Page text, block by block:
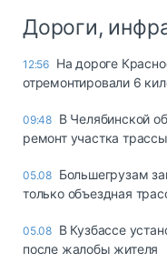
Дороги,
12:56 На дороге
отремонтировали 6
09:48 В Челябинской
ремонт участка
05.08 Большегрузам
только объездная
05.08 В Кузбассе
после жалобы жителя